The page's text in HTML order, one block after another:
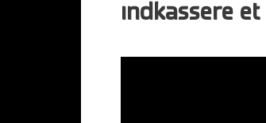
indkassere